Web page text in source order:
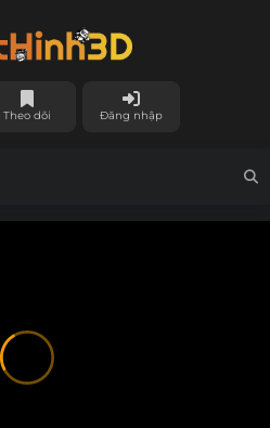
Theo dõi Đăng nhập